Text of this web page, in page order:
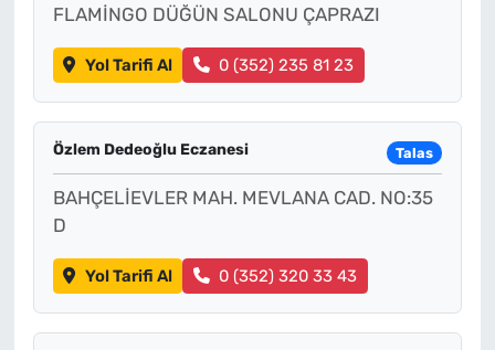
FLAMİNGO DÜĞÜN SALONU ÇAPRAZI
Yol Tarifi Al 0 (352) 235 81 23
Özlem Dedeoğlu Eczanesi Talas
BAHÇELİEVLER MAH. MEVLANA CAD. NO:35
D
Yol Tarifi Al 0 (352) 320 33 43